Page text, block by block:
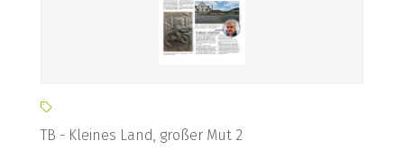
TB - Kleines Land, großer Mut 2